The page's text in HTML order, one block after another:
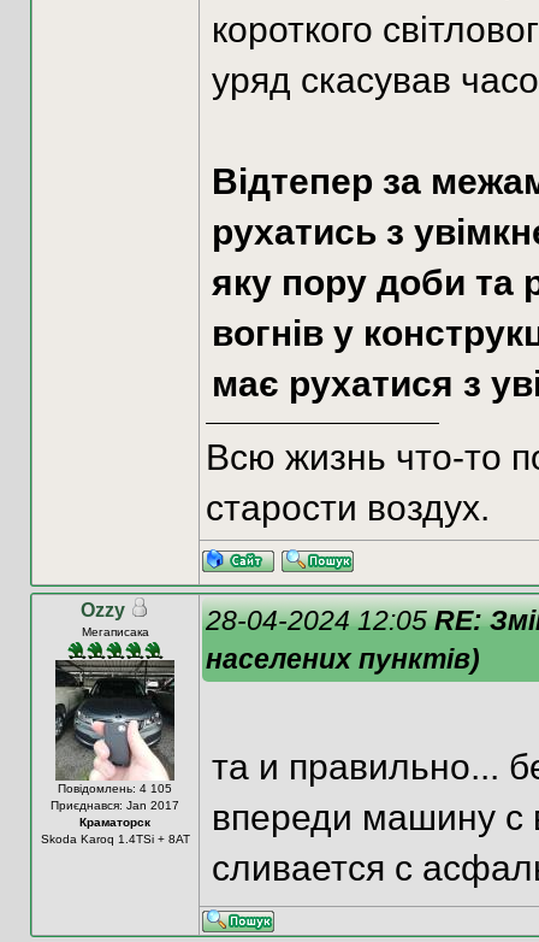
короткого
уряд скасував
Відтепер за
рухатись з
яку пору доби та
вогнів у
має рухатися з
Всю жизнь что-то
старости воздух.
Ozzy
Мегаписака
Повідомлень: 4 105
Приєднався: Jan 2017
Краматорск
Skoda Karoq 1.4TSi + 8АТ
28-04-2024 12:05RE:
населених пунктів)
та и правильно...
впереди машину
сливается с